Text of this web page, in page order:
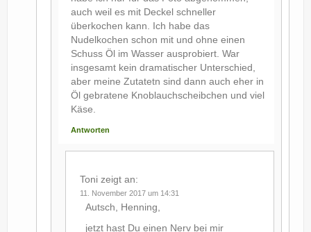
auch weil es mit Deckel schneller
überkochen kann. Ich habe das
Nudelkochen schon mit und ohne einen
Schuss Öl im Wasser ausprobiert. War
insgesamt kein dramatischer Unterschied,
aber meine Zutatetn sind dann auch eher in
Öl gebratene Knoblauchscheibchen und viel
Käse.
Antworten
Toni zeigt an:
11. November 2017 um 14:31
Autsch, Henning,
jetzt hast Du einen Nerv bei mir